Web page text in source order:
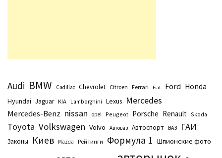
Audi BMW Cadillac Chevrolet Citroen Ferrari Fiat Ford Honda
Hyundai Jaguar KIA Lamborghini Lexus Mercedes
Mercedes-Benz nissan opel Peugeot Porsche Renault Skoda
Toyota Volkswagen Volvo Автоваз Автоспорт ВАЗ ГАИ
Законы Киев Маzda Рейтинги Формула 1 Шпионские фото